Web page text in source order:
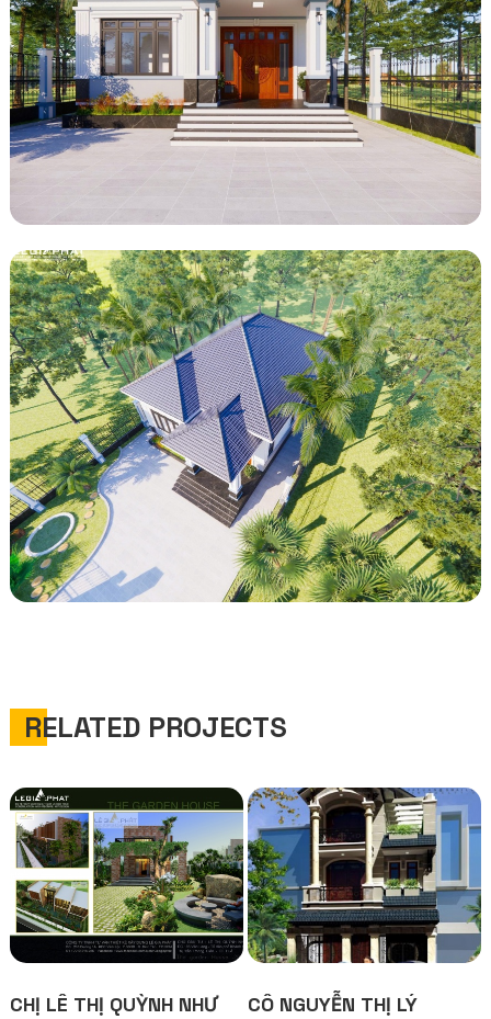
RELATED PROJECTS
CHỊ LÊ THỊ QUỲNH NHƯ CÔ NGUYỄN THỊ LÝ